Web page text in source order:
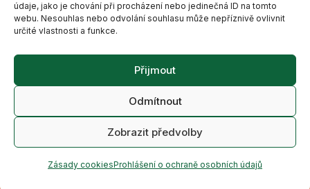
údaje, jako je chování při procházení nebo jedinečná ID na tomto
webu. Nesouhlas nebo odvolání souhlasu může nepříznivě ovlivnit
určité vlastnosti a funkce.
Přijmout
Odmítnout
Zobrazit předvolby
Zásady cookiesProhlášení o ochraně osobních údajů
Salutem Real je členem
skupiny Salutem Group